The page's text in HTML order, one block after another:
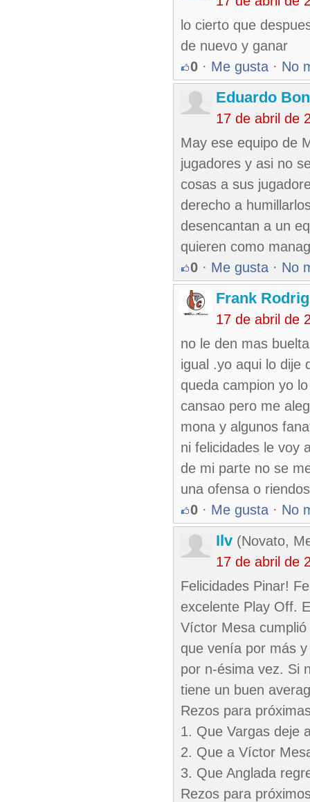
lo cierto que
de nuevo y ganar
0 · Me gusta · No
Eduardo
17 de abril de
May ese equipo de
jugadores y asi no
cosas a sus
derecho a
desencantan a un
quieren como
0 · Me gusta · No
Frank
17 de abril de
no le den mas
igual .yo aqui lo dije
queda campion yo
cansao pero me
mona y algunos
ni felicidades le voy
de mi parte no se
una ofensa o
0 · Me gusta · No
Ilv (Novato,
17 de abril de
Felicidades Pinar!
excelente Play Off.
Víctor Mesa
que venía por más
por n-ésima vez. Si
tiene un buen
Rezos para
1. Que Vargas deje
2. Que a Víctor
3. Que Anglada
Rezos para